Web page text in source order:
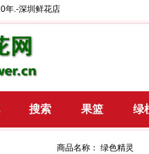
年.-深圳鲜花店
搜索 果篮 绿
商品名称： 绿